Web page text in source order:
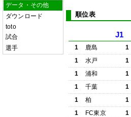
データ・その他
ダウンロード
toto
試合
選手
順位表
J1
1 鹿島 1
1
水戸 1
1
浦和 1
1
千葉 1
1
柏 1
1
FC東京 1